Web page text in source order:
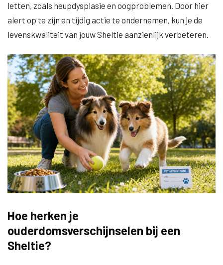
letten, zoals heupdysplasie en oogproblemen. Door hier
alert op te zijn en tijdig actie te ondernemen, kun je de
levenskwaliteit van jouw Sheltie aanzienlijk verbeteren.
Hoe herken je
ouderdomsverschijnselen bij een
Sheltie?